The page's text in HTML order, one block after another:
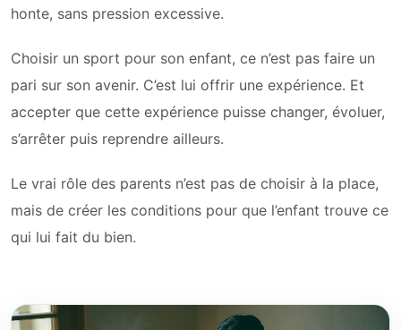
honte, sans pression excessive.
Choisir un sport pour son enfant, ce n’est pas faire un
pari sur son avenir. C’est lui offrir une expérience. Et
accepter que cette expérience puisse changer, évoluer,
s’arrêter puis reprendre ailleurs.
Le vrai rôle des parents n’est pas de choisir à la place,
mais de créer les conditions pour que l’enfant trouve ce
qui lui fait du bien.